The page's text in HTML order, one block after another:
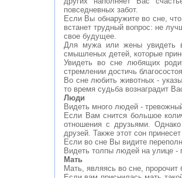
повседневных забот.
Если Вы обнаружите во сне,
встанет трудный вопрос: не
свое будущее.
Для мужа или жены увидеть
смышленых детей, которые
Увидеть во сне любящих
стремлении достичь
Во сне любить животных -
то время судьба вознаградит
Люди
Видеть много людей -
Если Вам снится большое
отношения с друзьями.
друзей. Также этот сон
Если во сне Вы видите
Видеть толпы людей на улице -
Мать
Мать, являясь во сне,